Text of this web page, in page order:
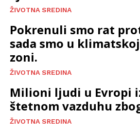
ŽIVOTNA SREDINA
Pokrenuli smo rat
sada smo u
zoni.
ŽIVOTNA SREDINA
Milioni ljudi u Evropi
štetnom vazduhu
ŽIVOTNA SREDINA